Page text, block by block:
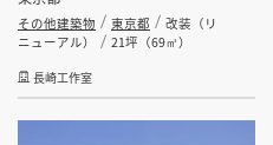
その他建築物 東京都
改装（リ
ニューアル）
21坪（69㎡）
長崎工作室